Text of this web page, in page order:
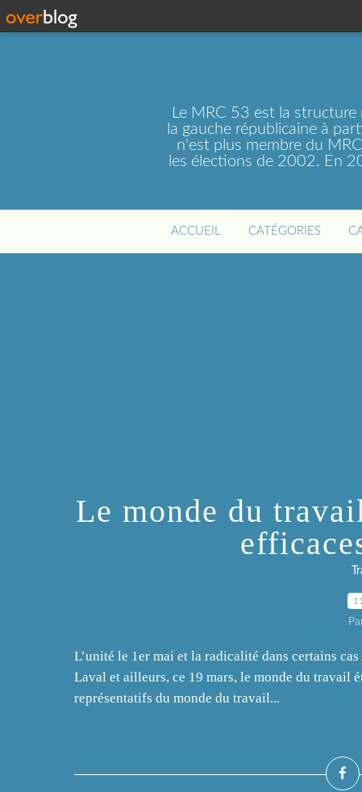
Le MRC 53 est la
la gauche républicaine à
n'est plus membre du
les élections de 2002. En
ACCUEIL CATÉGORIES
Le monde du
L’unité le 1er mai et la radicalité dans certains
Laval et ailleurs, ce 19 mars, le monde du travail
représentatifs du monde du travail...